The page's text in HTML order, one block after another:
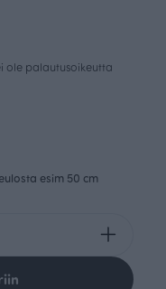
ole palautusoikeutta
esim 50 cm